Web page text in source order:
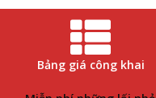
Bảng giá công khai